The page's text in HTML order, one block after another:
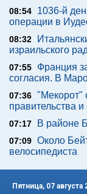
08:54
1036-й
операции в
08:32
израильского
07:55
Франция
согласия. В
07:36 "Мекорот"
правительства
07:17 В районе
07:09 Около
велосипедиста
Пятница, 07 августа